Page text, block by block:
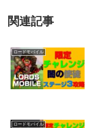
関連記事
ロードモバイル
ロードモバイル